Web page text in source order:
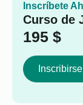
Inscríbete
Curso de
195 $
Inscribirse